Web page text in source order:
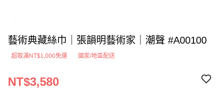
藝術典藏絲巾｜張韻明藝術家｜潮聲 #A00100
超取滿NT$1,000免運 國家/地區配送
NT$3,580